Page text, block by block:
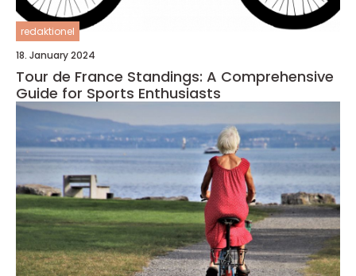
redaktionel
18. January 2024
Tour de France Standings: A Comprehensive
Guide for Sports Enthusiasts